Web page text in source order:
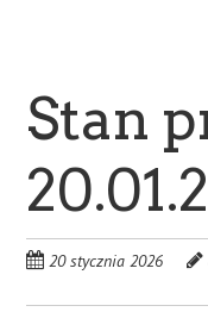
Stan
20 stycznia 2026